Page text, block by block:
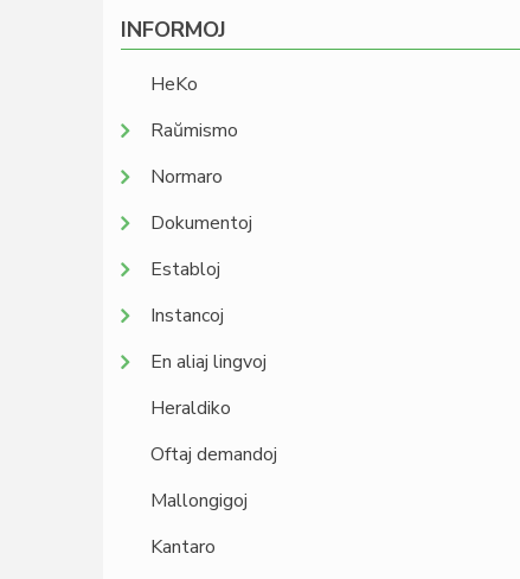
INFORMOJ
HeKo
Raŭmismo
Normaro
Dokumentoj
Establoj
Instancoj
En aliaj lingvoj
Heraldiko
Oftaj demandoj
Mallongigoj
Kantaro